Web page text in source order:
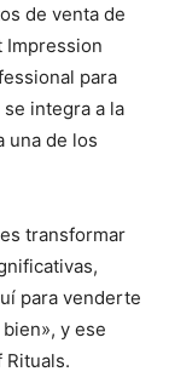
de venta de
Impression
para
integra a la
una de los
transformar
para venderte
y ese
Rituals.